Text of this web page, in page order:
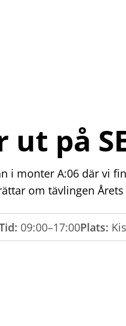
på
i monter A:06 där vi
om tävlingen
09:00–17:00Plats: